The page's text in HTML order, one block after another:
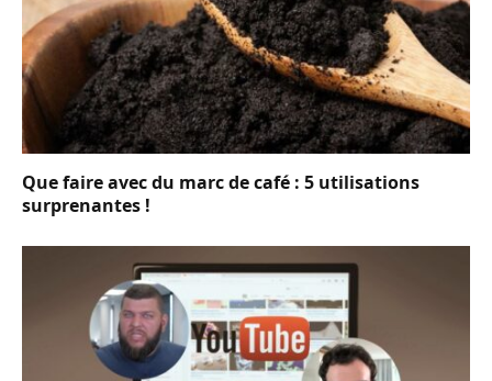
Que faire avec du marc de café : 5 utilisations
surprenantes !